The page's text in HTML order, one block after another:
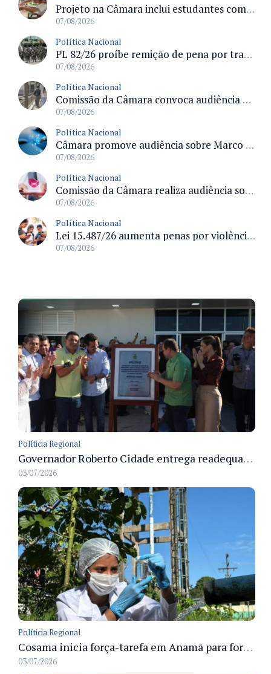
Projeto na Câmara inclui estudantes com deficiência no regime escolar especial da LDB e estabelece critérios para frequência
07/08/2026
Política Nacional
PL 82/26 proíbe remição de pena por trabalho em funções militares para condenados por crimes contra o Estado Democrático de Direito
07/08/2026
Política Nacional
Comissão da Câmara convoca audiência para discutir misoginia nas escolas e universidades após divulgação de listas misóginas
07/08/2026
Política Nacional
Câmara promove audiência sobre Marco de Fomento à Economia Digital e impactos da inteligência artificial
07/08/2026
Política Nacional
Comissão da Câmara realiza audiência sobre apostas online para medir o tamanho do mercado ilegal
07/08/2026
Política Nacional
Lei 15.487/26 aumenta penas por violência sexual digital contra crianças e adolescentes e autoriza ronda virtual para investigação
07/08/2026
Políticia Regional
Governador Roberto Cidade entrega readequação do ambulatório da FCecon e amplia capacidade de atendimento oncológico em Manaus
03/07/2026
Políticia Regional
Cosama inicia força-tarefa em Anamã para fortalecer abastecimento de água e segurança hídrica da população
03/07/2026